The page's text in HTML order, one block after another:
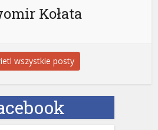
Kołata
wszystkie posty